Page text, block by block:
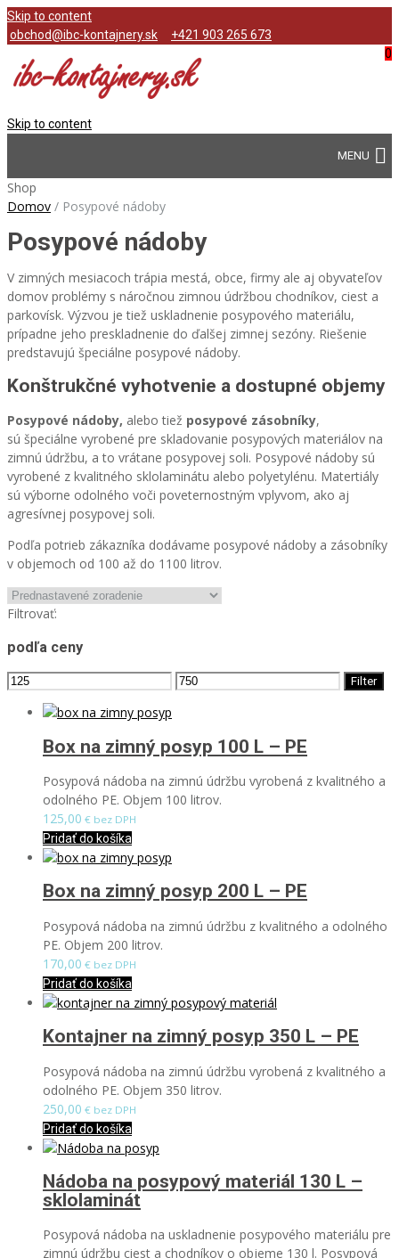
Skip to content
obchod@ibc-kontajnery.sk
+421 903 265 673
0
Skip to content
Shop
Domov / Posypové nádoby
Posypové nádoby
V zimných mesiacoch trápia mestá, obce, firmy ale aj obyvateľov
domov problémy s náročnou zimnou údržbou chodníkov, ciest a
parkovísk. Výzvou je tiež uskladnenie posypového materiálu,
prípadne jeho preskladnenie do ďalšej zimnej sezóny. Riešenie
predstavujú špeciálne posypové nádoby.
Konštrukčné vyhotvenie a dostupné objemy
Posypové nádoby, alebo tiež posypové zásobníky,
sú špeciálne vyrobené pre skladovanie posypových materiálov na
zimnú údržbu, a to vrátane posypovej soli. Posypové nádoby sú
vyrobené z kvalitného sklolaminátu alebo polyetylénu. Matertiály
sú výborne odolného voči poveternostným vplyvom, ako aj
agresívnej posypovej soli.
Podľa potrieb zákazníka dodávame posypové nádoby a zásobníky
v objemoch od 100 až do 1100 litrov.
Filtrovať:
podľa ceny
Filter
Box na zimný posyp 100 L – PE
Posypová nádoba na zimnú údržbu vyrobená z kvalitného a
odolného PE. Objem 100 litrov.
125,00 € bez DPH
Pridať do košíka
Box na zimný posyp 200 L – PE
Posypová nádoba na zimnú údržbu z kvalitného a odolného
PE. Objem 200 litrov.
170,00 € bez DPH
Pridať do košíka
Kontajner na zimný posyp 350 L – PE
Posypová nádoba na zimnú údržbu vyrobená z kvalitného a
odolného PE. Objem 350 litrov.
250,00 € bez DPH
Pridať do košíka
Nádoba na posypový materiál 130 L –
sklolaminát
Posypová nádoba na uskladnenie posypového materiálu pre
zimnú údržbu ciest a chodníkov o objeme 130 l. Posypová